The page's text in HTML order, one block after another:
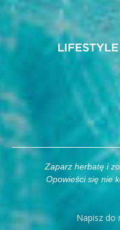
Zaparz herbatę i
Opowieści się nie
Napisz do